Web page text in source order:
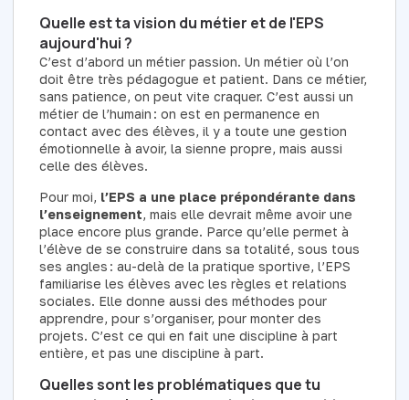
Quelle est ta vision du métier et de l'EPS
aujourd'hui ?
C’est d’abord un métier passion. Un métier où l’on
doit être très pédagogue et patient. Dans ce métier,
sans patience, on peut vite craquer. C’est aussi un
métier de l’humain : on est en permanence en
contact avec des élèves, il y a toute une gestion
émotionnelle à avoir, la sienne propre, mais aussi
celle des élèves.
Pour moi, l’EPS a une place prépondérante dans
l’enseignement, mais elle devrait même avoir une
place encore plus grande. Parce qu’elle permet à
l’élève de se construire dans sa totalité, sous tous
ses angles : au-delà de la pratique sportive, l’EPS
familiarise les élèves avec les règles et relations
sociales. Elle donne aussi des méthodes pour
apprendre, pour s’organiser, pour monter des
projets. C’est ce qui en fait une discipline à part
entière, et pas une discipline à part.
Quelles sont les problématiques que tu